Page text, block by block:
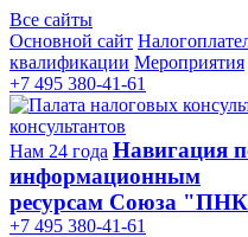
Все сайты
Основной сайт
квалификации Мероприятия
+7 495 380-41-61
консультантов
Нам 24 года Навигация
информационным
ресурсам Союза
+7 495 380‑41‑61